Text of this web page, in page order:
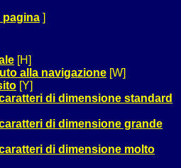
pagina ]
[H]
alla navigazione [W]
[Y]
di dimensione standard
di dimensione grande
di dimensione molto